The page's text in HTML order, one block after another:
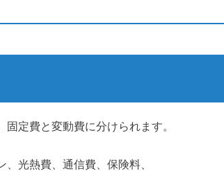
定費と変動費に分けられます。
光熱費、通信費、保険料、